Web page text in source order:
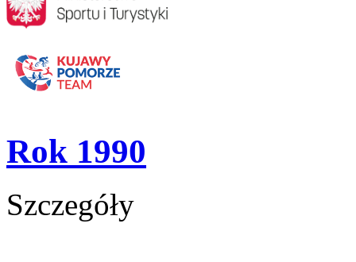
Rok 1990
Szczegóły